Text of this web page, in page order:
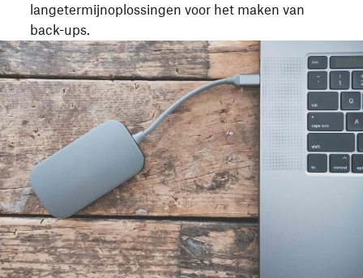
langetermijnoplossingen voor het maken van
back-ups.